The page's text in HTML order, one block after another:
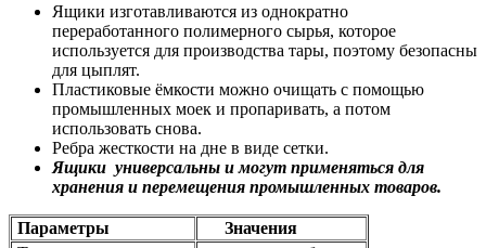
Ящики изготавливаются из однократно
переработанного полимерного сырья, которое
используется для производства тары, поэтому безопасны
для цыплят.
Пластиковые ёмкости можно очищать с помощью
промышленных моек и пропаривать, а потом
использовать снова.
Ребра жесткости на дне в виде сетки.
Ящики универсальны и могут применяться для
хранения и перемещения промышленных товаров.
Параметры
Значения